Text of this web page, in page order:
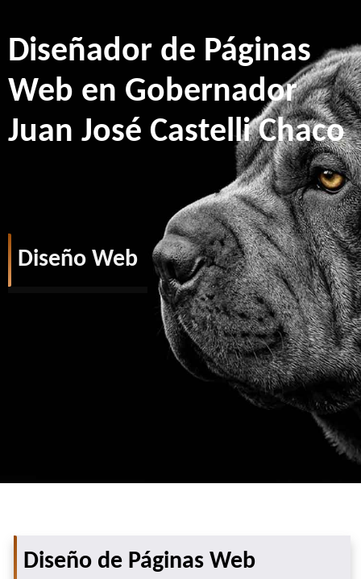
Diseñador de Páginas
Web en Gobernador
Juan José Castelli Chaco
Diseño Web
Diseño de Páginas Web